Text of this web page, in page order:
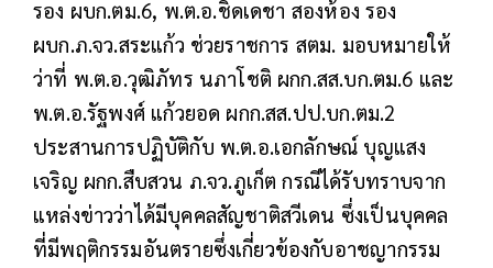
รอง ผบก.ตม.6, พ.ต.อ.ชิดเดชา สองห้อง รอง
ผบก.ภ.จว.สระแก้ว ช่วยราชการ สตม. มอบหมายให้
ว่าที่ พ.ต.อ.วุฒิภัทร นภาโชติ ผกก.สส.บก.ตม.6 และ
พ.ต.อ.รัฐพงศ์ แก้วยอด ผกก.สส.ปป.บก.ตม.2
ประสานการปฏิบัติกับ พ.ต.อ.เอกลักษณ์ บุญแสง
เจริญ ผกก.สืบสวน ภ.จว.ภูเก็ต กรณีได้รับทราบจาก
แหล่งข่าวว่าได้มีบุคคลสัญชาติสวีเดน ซึ่งเป็นบุคคล
ที่มีพฤติกรรมอันตรายซึ่งเกี่ยวข้องกับอาชญากรรม